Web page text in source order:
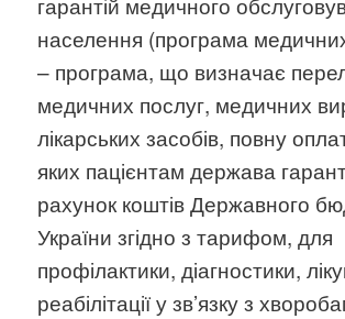
населення (програма
– програма, що визначає
медичних послуг, медичних
лікарських засобів, повну
яких пацієнтам держава
рахунок коштів Державного
України згідно з тарифом, для
профілактики, діагностики,
реабілітації у зв’язку з